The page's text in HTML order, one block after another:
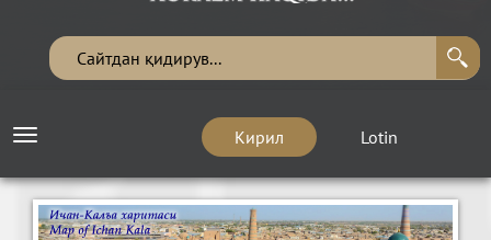
Кирил Lotin
Toggle